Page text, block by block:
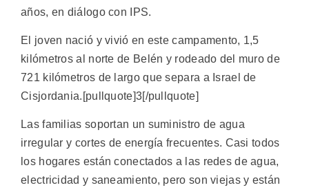
años, en diálogo con IPS.
El joven nació y vivió en este campamento, 1,5
kilómetros al norte de Belén y rodeado del muro de
721 kilómetros de largo que separa a Israel de
Cisjordania.[pullquote]3[/pullquote]
Las familias soportan un suministro de agua
irregular y cortes de energía frecuentes. Casi todos
los hogares están conectados a las redes de agua,
electricidad y saneamiento, pero son viejas y están